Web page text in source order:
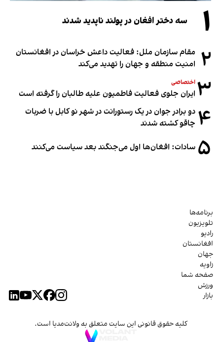
۱ سه دختر افغان در پولند ناپدید شدند
۲ مقام سازمان ملل: فعالیت داعش خراسان در افغانستان
امنیت منطقه و جهان را تهدید می‌کند
۳ اختصاصی
ایران جلوی فعالیت فاطمیون علیه طالبان را گرفته است
۴ دو برادر جوان در یک رستورانت در شهر نو کابل با ضربات
چاقو کشته شدند
۵ سادات: افغان‌ها اول می‌جنگند بعد سیاست می‌کنند
برنامه‌ها
تلویزیون
رادیو
افغانستان
جهان
زاویه
صفحه شما
ورزش
بازار
کلیه حقوق قانونی این سایت متعلق به ولانت‌مدیا است.